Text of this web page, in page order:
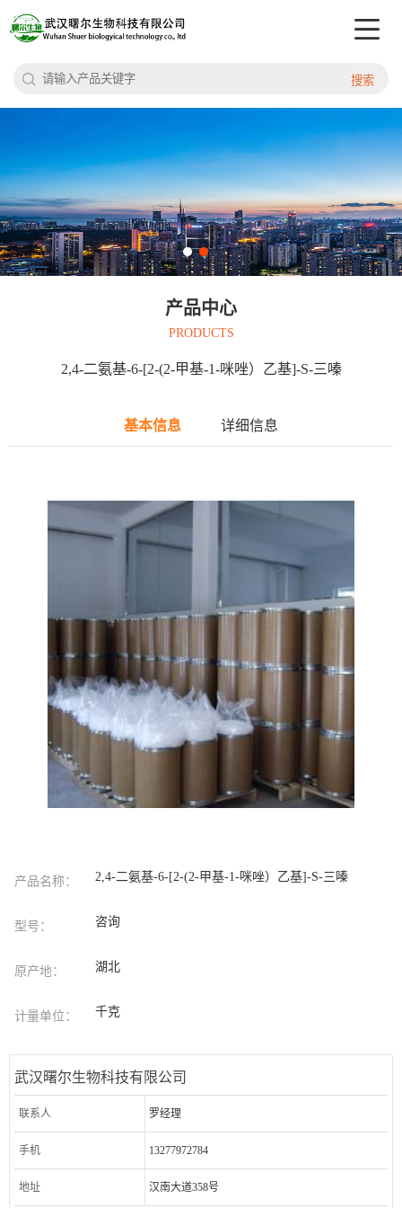
搜索
产品中心
PRODUCTS
2,4-二氨基-6-[2-(2-甲基-1-咪唑）乙基]-S-三嗪
基本信息 详细信息
产品名称： 2,4-二氨基-6-[2-(2-甲基-1-咪唑）乙基]-S-三嗪
型号： 咨询
原产地： 湖北
计量单位： 千克
武汉曙尔生物科技有限公司
联系人 罗经理
手机 13277972784
地址 汉南大道358号